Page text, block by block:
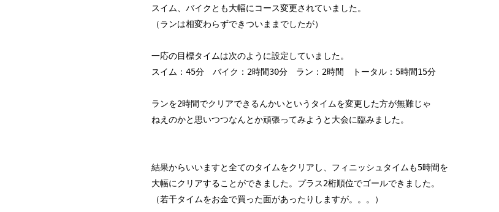
スイム、バイクとも大幅にコース変更されていました。
（ランは相変わらずできついままでしたが）
一応の目標タイムは次のように設定していました。
スイム：45分 バイク：2時間30分 ラン：2時間 トータル：5時間15分
ランを2時間でクリアできるんかいというタイムを変更した方が無難じゃ
ねえのかと思いつつなんとか頑張ってみようと大会に臨みました。
結果からいいますと全てのタイムをクリアし、フィニッシュタイムも5時間を
大幅にクリアすることができました。プラス2桁順位でゴールできました。
（若干タイムをお金で買った面があったりしますが。。。）